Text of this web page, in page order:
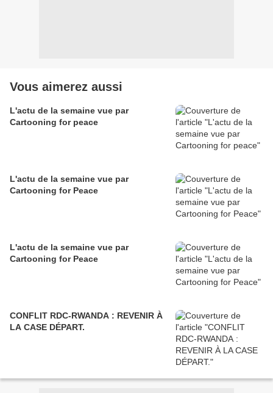
Vous aimerez aussi
L'actu de la semaine vue par
Cartooning for peace
L'actu de la semaine vue par
Cartooning for Peace
L'actu de la semaine vue par
Cartooning for Peace
CONFLIT RDC-RWANDA : REVENIR À
LA CASE DÉPART.